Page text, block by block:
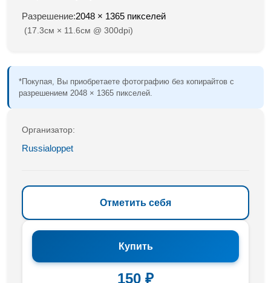
Разрешение:2048 × 1365 пикселей
(17.3см × 11.6см @ 300dpi)
*Покупая, Вы приобретаете фотографию без копирайтов с
разрешением 2048 × 1365 пикселей.
Организатор:
Russialoppet
Отметить себя
Купить
150 ₽